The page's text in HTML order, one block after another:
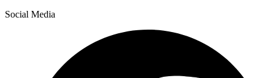
Social Media